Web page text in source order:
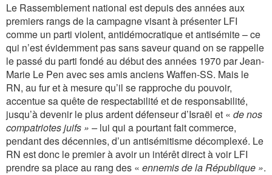
Le Rassemblement national est depuis des années aux
premiers rangs de la campagne visant à présenter LFI
comme un parti violent, antidémocratique et antisémite – ce
qui n’est évidemment pas sans saveur quand on se rappelle
le passé du parti fondé au début des années 1970 par Jean-
Marie Le Pen avec ses amis anciens Waffen-SS. Mais le
RN, au fur et à mesure qu’il se rapproche du pouvoir,
accentue sa quête de respectabilité et de responsabilité,
jusqu’à devenir le plus ardent défenseur d’Israël et « de nos
compatriotes juifs » –lui qui a pourtant fait commerce,
pendant des décennies, d’un antisémitisme décomplexé. Le
RN est donc le premier à avoir un intérêt direct à voir LFI
prendre sa place au rang des « ennemis de la République ».